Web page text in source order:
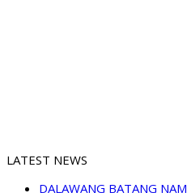
LATEST NEWS
DALAWANG BATANG